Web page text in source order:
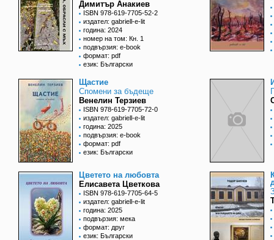
Димитър Анакиев
ISBN 978-619-7705-52-2
издател: gabriell-e-lit
година: 2024
номер на том: Кн. 1
подвързия: e-book
формат: pdf
език: Български
Щастие
Спомени за бъдеще
Венелин Терзиев
ISBN 978-619-7705-72-0
издател: gabriell-e-lit
година: 2025
подвързия: e-book
формат: pdf
език: Български
Цветето на любовта
Елисавета Цветкова
ISBN 978-619-7705-64-5
издател: gabriell-e-lit
година: 2025
подвързия: мека
формат: друг
език: Български